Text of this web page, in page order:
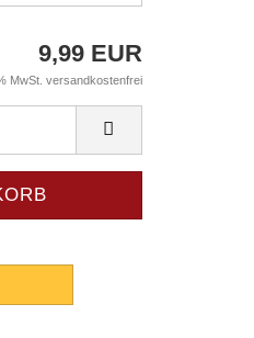
9,99 EUR
MwSt. versandkostenfrei